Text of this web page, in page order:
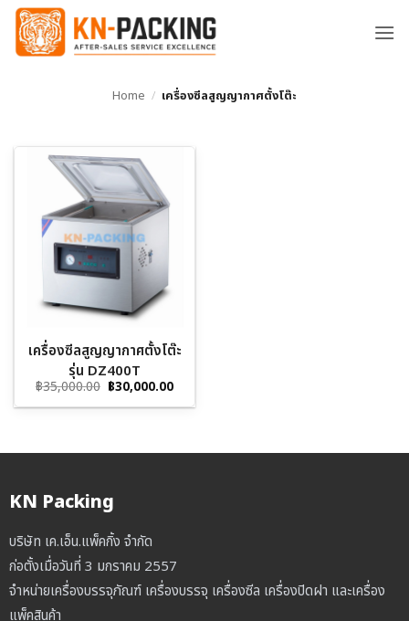
ข้าม
ยัง
Home / เครื่องซีลสูญญากาศตั้งโต๊ะ
เครื่องซีลสูญญากาศตั้งโต๊ะ
รุ่น DZ400T
฿35,000.00 Original
price
was:
฿30,000.00Current
is:
KN Packing
บริษัท เค.เอ็น.แพ็คกิ้ง จำกัด
ก่อตั้งเมื่อวันที่ 3 มกราคม 2557
จำหน่ายเครื่องบรรจุภัณฑ์ เครื่องบรรจุ เครื่องซีล เครื่องปิดฝา และเครื่อง
แพ็คสินค้า